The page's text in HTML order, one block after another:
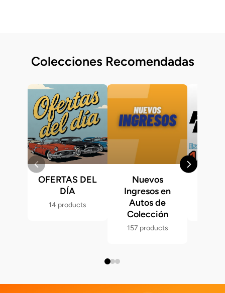
Colecciones Recomendadas
OFERTAS DEL
DÍA
14 products
Nuevos
Ingresos en
Autos de
Colección
157 products